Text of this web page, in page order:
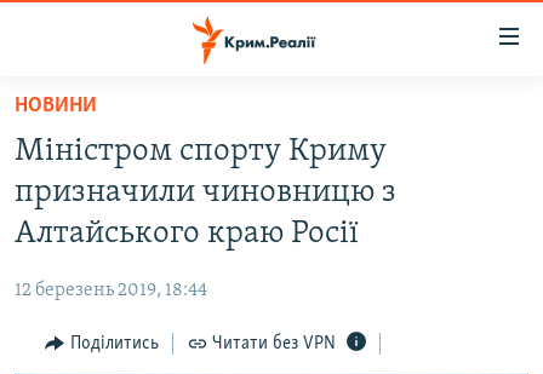
Перейти
основного
матеріалу
Перейти
до
основної
навігації
Перейти
до
ВОДА.КРИМ
ВІДЕО ТА ФОТО
БЛОГИ
ПОГЛЯД
НОВИНИ
Міністром спорту Криму
призначили чиновницю з
Алтайського краю Росії
12 березень 2019, 18:44
Поділитись Читати без VPN